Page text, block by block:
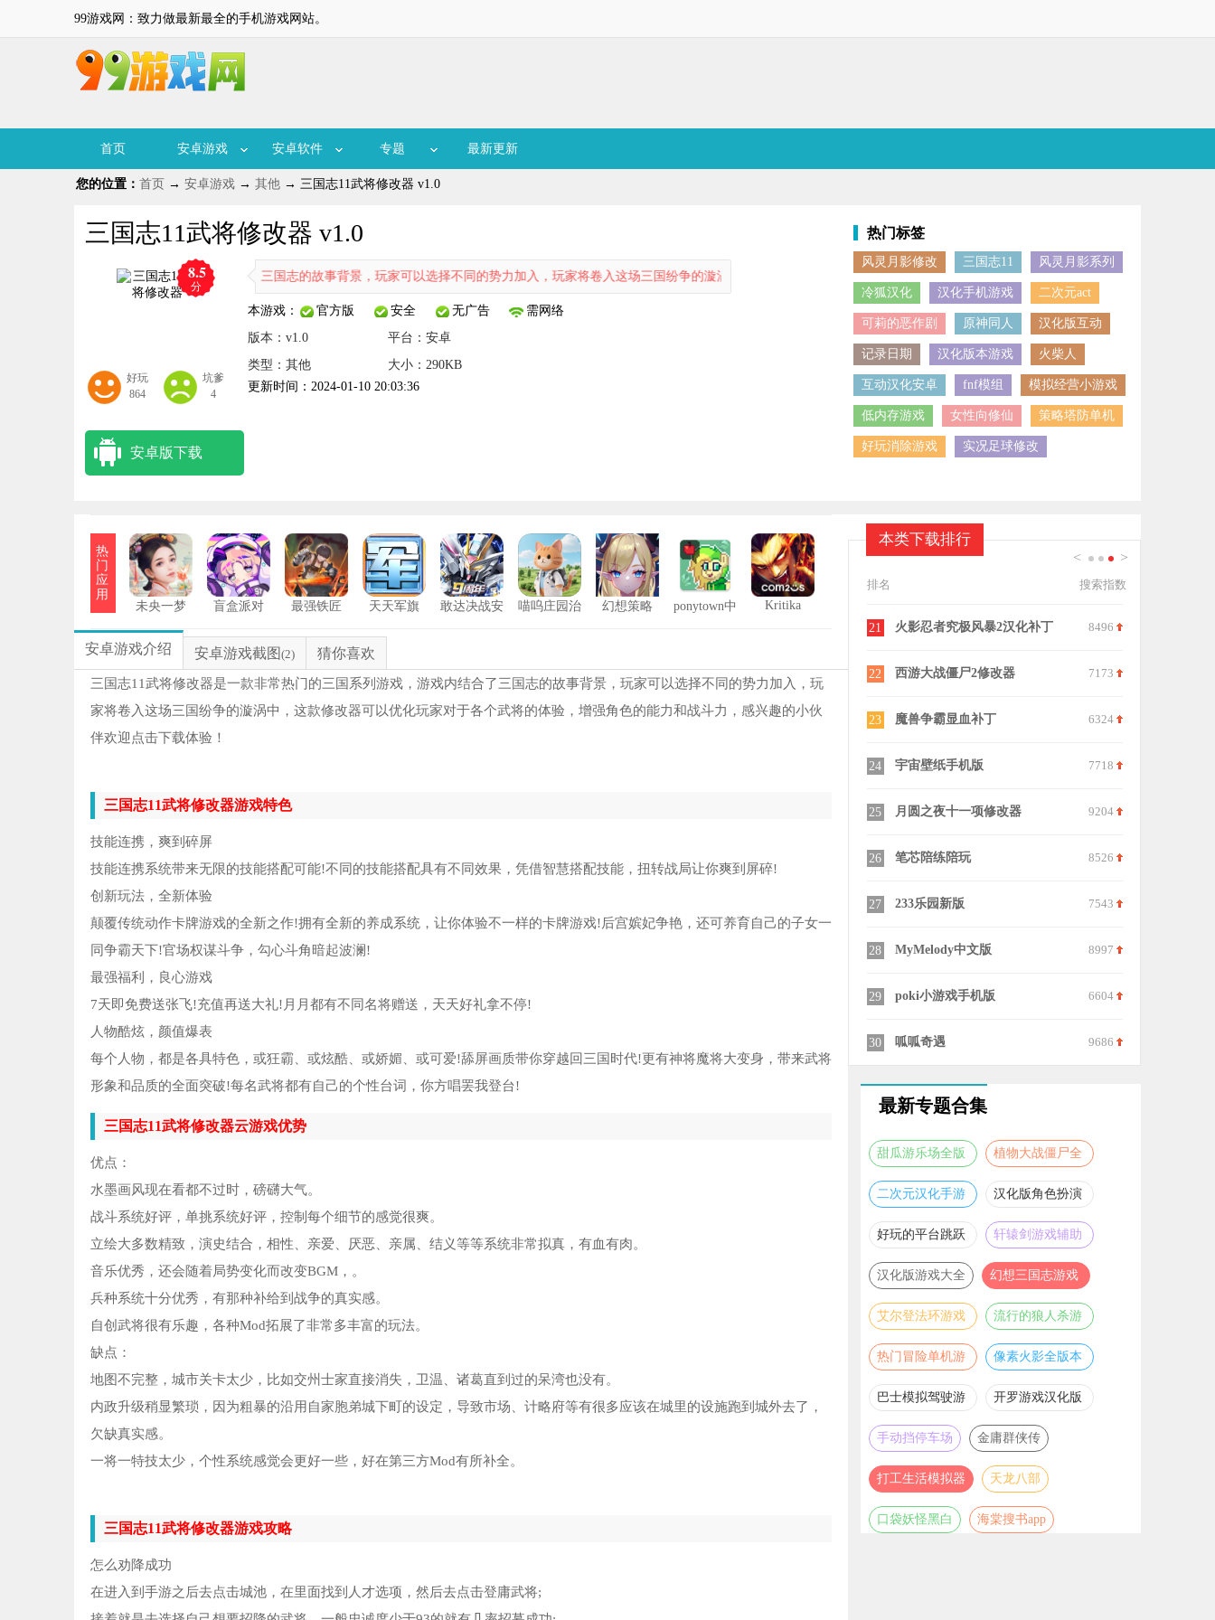
99游戏网：致力做最新最全的手机游戏网站。
首页 安卓游戏 安卓软件 专题 最新更新
您的位置： 首页 → 安卓游戏 → 其他 → 三国志11武将修改器 v1.0
三国志11武将修改器 v1.0
8.5
分
好玩
864
坑爹
4
热门的三国系列游戏，游戏内结合了三国志的故事背景，玩家可以选择不同的势力加入，玩家将卷入这场三国纷争的漩涡中，这款修改器可以优化玩家对于各个武将的体验，增强角色的能力和战斗力，感兴趣的小伙
本游戏： 官方版 安全 无广告
需网络
版本：v1.0
平台： 安卓
类型：其他
大小：290KB
更新时间：2024-01-10 20:03:36
安卓版下载
热门标签
风灵月影修改 三国志11 风灵月影系列
冷狐汉化 汉化手机游戏 二次元act
可莉的恶作剧 原神同人 汉化版互动
记录日期 汉化版本游戏 火柴人
互动汉化安卓 fnf模组 模拟经营小游戏
低内存游戏 女性向修仙 策略塔防单机
好玩消除游戏 实况足球修改
热
门
应
用
未央一梦
盲盒派对 最强铁匠 天天军旗
敢达决战安
喵呜庄园治
幻想策略
ponytown中
Kritika
安卓游戏介绍 安卓游戏截图 (2) 猜你喜欢
三国志11武将修改器是一款非常热门的三国系列游戏，游戏内结合了三国志的故事背景，玩家可以选择不同的势力加入，玩
家将卷入这场三国纷争的漩涡中，这款修改器可以优化玩家对于各个武将的体验，增强角色的能力和战斗力，感兴趣的小伙
伴欢迎点击下载体验！
三国志11武将修改器游戏特色
技能连携，爽到碎屏
技能连携系统带来无限的技能搭配可能!不同的技能搭配具有不同效果，凭借智慧搭配技能，扭转战局让你爽到屏碎!
创新玩法，全新体验
颠覆传统动作卡牌游戏的全新之作!拥有全新的养成系统，让你体验不一样的卡牌游戏!后宫嫔妃争艳，还可养育自己的子女一
同争霸天下!官场权谋斗争，勾心斗角暗起波澜!
最强福利，良心游戏
7天即免费送张飞!充值再送大礼!月月都有不同名将赠送，天天好礼拿不停!
人物酷炫，颜值爆表
每个人物，都是各具特色，或狂霸、或炫酷、或娇媚、或可爱!舔屏画质带你穿越回三国时代!更有神将魔将大变身，带来武将
形象和品质的全面突破!每名武将都有自己的个性台词，你方唱罢我登台!
三国志11武将修改器云游戏优势
优点：
水墨画风现在看都不过时，磅礴大气。
战斗系统好评，单挑系统好评，控制每个细节的感觉很爽。
立绘大多数精致，演史结合，相性、亲爱、厌恶、亲属、结义等等系统非常拟真，有血有肉。
音乐优秀，还会随着局势变化而改变BGM，。
兵种系统十分优秀，有那种补给到战争的真实感。
自创武将很有乐趣，各种Mod拓展了非常多丰富的玩法。
缺点：
地图不完整，城市关卡太少，比如交州士家直接消失，卫温、诸葛直到过的呆湾也没有。
内政升级稍显繁琐，因为粗暴的沿用自家胞弟城下町的设定，导致市场、计略府等有很多应该在城里的设施跑到城外去了，
欠缺真实感。
一将一特技太少，个性系统感觉会更好一些，好在第三方Mod有所补全。
三国志11武将修改器游戏攻略
怎么劝降成功
在进入到手游之后去点击城池，在里面找到人才选项，然后去点击登庸武将;
本类下载排行
< >
排名 搜索指数
2 侠盗猎车手罪恶都市重制版修改器 7240
圣安地列斯热咖啡补丁 9212
8
9 西游释厄传2修改器
12 兰岛物语复刻版修改器 7642
13 寒夜如春橙光
21 火影忍者究极风暴2汉化补丁 8496
22 西游大战僵尸2修改器 7173
23 魔兽争霸显血补丁 6324
24 宇宙壁纸手机版 7718
25 月圆之夜十一项修改器 9204
26 笔芯陪练陪玩 8526
27 233乐园新版 7543
28 MyMelody中文版 8997
29 poki小游戏手机版 6604
30 呱呱奇遇 9686
最新专题合集
甜瓜游乐场全版
本合集
植物大战僵尸全
版本合集
二次元汉化手游
推荐
汉化版角色扮演
游戏大全
好玩的平台跳跃
游戏合集
轩辕剑游戏辅助
合集
汉化版游戏大全
幻想三国志游戏
辅助合集
艾尔登法环游戏
辅助合集
流行的狼人杀游
戏合集
热门冒险单机游
戏合集
像素火影全版本
合集
巴士模拟驾驶游
戏合集
开罗游戏汉化版
大全
手动挡停车场
金庸群侠传
打工生活模拟器 天龙八部
口袋妖怪黑白 海棠搜书app